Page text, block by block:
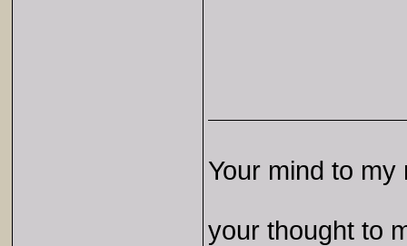
Your mind to my
your thought to